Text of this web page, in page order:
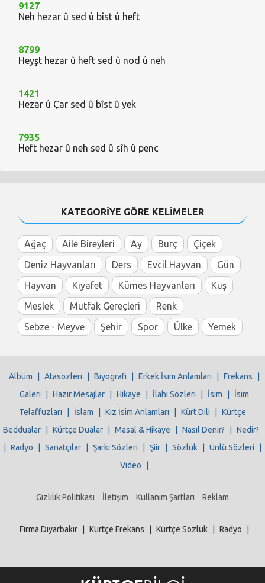
9127
Neh hezar û sed û bîst û heft
8799
Heyşt hezar û heft sed û nod û neh
1421
Hezar û Çar sed û bîst û yek
7935
Heft hezar û neh sed û sîh û penc
KATEGORİYE GÖRE KELİMELER
Ağaç Aile Bireyleri Ay Burç
Çiçek
Deniz Hayvanları
Ders Evcil Hayvan
Gün
Hayvan
Kıyafet Kümes Hayvanları
Kuş
Meslek
Mutfak Gereçleri
Renk
Sebze - Meyve
Şehir Spor Ülke Yemek
Albüm Atasözleri Biyografi Erkek İsim Anlamları Frekans
Galeri
Hazır Mesajlar Hikaye İlahi Sözleri İsim
İsim
Telaffuzları
İslam Kız İsim Anlamları Kürt Dili
Kürtçe
Beddualar
Kürtçe Dualar Masal & Hikaye Nasıl Denir?
Nedir?
Radyo Sanatçılar Şarkı Sözleri Şiir Sözlük Ünlü Sözleri
Video
Gizlilik Politikası İletişim Kullanım Şartları Reklam
Firma Diyarbakır Kürtçe Frekans Kürtçe Sözlük Radyo